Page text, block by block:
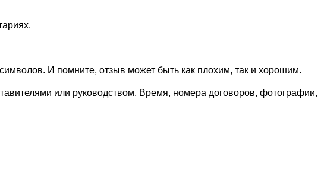
И помните, отзыв может быть как плохим, так и хорошим.
или руководством. Время, номера договоров, фотографии,